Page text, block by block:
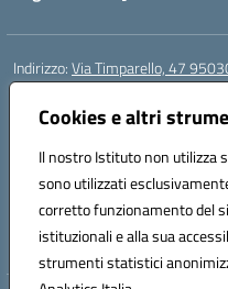
Cookies e altri
Il nostro Istituto non utilizza
sono utilizzati
corretto funzionamento del
istituzionali e alla sua
strumenti statistici
Indirizzo:Via Timparello, 47
Centralino:
Posta elettronica certificata
Codice fiscale: 93238350875
Codice meccanografico:
Codice Indice delle Pubbliche
Codice unico di fatturazione (CUF):